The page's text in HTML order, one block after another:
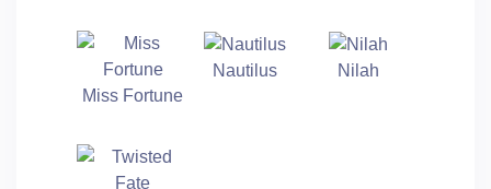
Miss Fortune
Nautilus Nilah